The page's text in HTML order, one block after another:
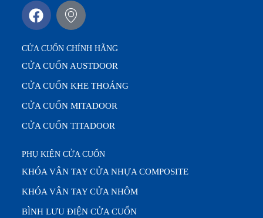
CỬA CUỐN CHÍNH HÃNG
CỬA CUỐN AUSTDOOR
CỬA CUỐN KHE THOÁNG
CỬA CUỐN MITADOOR
CỬA CUỐN TITADOOR
PHỤ KIỆN CỬA CUỐN
KHÓA VÂN TAY CỬA NHỰA COMPOSITE
KHÓA VÂN TAY CỬA NHÔM
BÌNH LƯU ĐIỆN CỬA CUỐN